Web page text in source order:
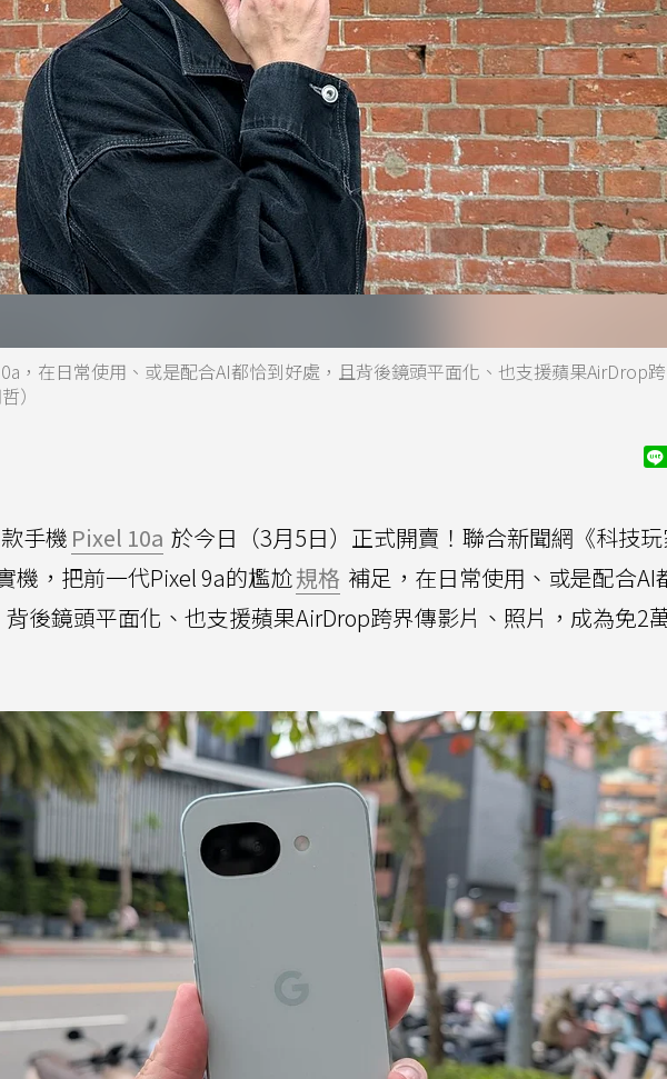
，在日常使用、或是配合AI都恰到好處，且背後鏡頭平面化、也支援蘋果AirDrop
）
手機 Pixel 10a 於今日（3月5日）正式開賣！聯合新聞網《科技
機，把前一代Pixel 9a的尷尬規格 補足，在日常使用、或是配合AI
後鏡頭平面化、也支援蘋果AirDrop跨界傳影片、照片，成為免2